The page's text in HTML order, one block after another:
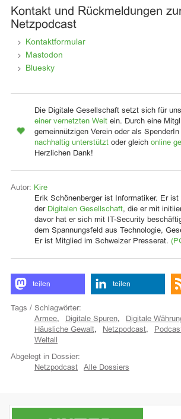
Kontakt und Rückmeldungen
Netzpodcast
Kontaktformular
Mastodon
Bluesky
Die Digitale Gesellschaft setzt sich für
einer vernetzten Welt ein. Durch eine
gemeinnützigen Verein oder als
nachhaltig unterstützt oder gleich online
Herzlichen Dank!
Autor: Kire
Erik Schönenberger ist Informatiker. Er
der Digitalen Gesellschaft, die er mit
davor hat er sich mit IT-Security
dem Spannungsfeld aus Technologie,
Er ist Mitglied im Schweizer Presserat.
teilen teilen
Tags / Schlagwörter:
Armee, Digitale Spuren, Digitale
Häusliche Gewalt, Netzpodcast,
Weltall
Abgelegt in Dossier:
Netzpodcast
Alle Dossiers